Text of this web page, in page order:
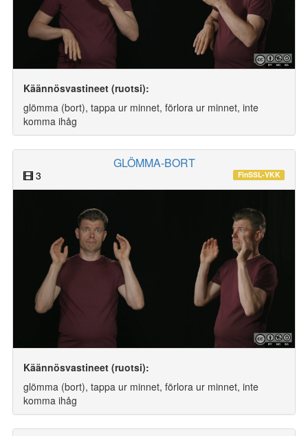
Käännösvastineet (ruotsi):
glömma (bort), tappa ur minnet, förlora ur minnet, inte
komma ihåg
GLÖMMA-BORT
3 FinSSL-VKK
Käännösvastineet (ruotsi):
glömma (bort), tappa ur minnet, förlora ur minnet, inte
komma ihåg